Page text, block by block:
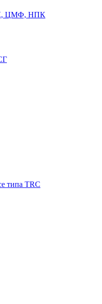
ЦМФ, НПК
типа TRC